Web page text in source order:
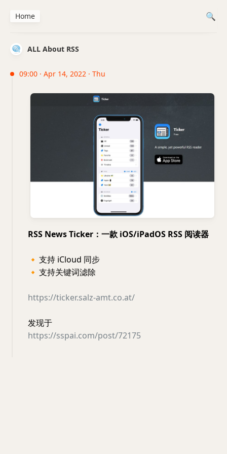
ALL About RSS
09:00 · Apr 14, 2022 · Thu
RSS News Ticker：一款 iOS/iPadOS RSS 阅读器
🔸 支持 iCloud 同步
🔸 支持关键词滤除
https://ticker.salz-amt.co.at/
发现于
https://sspai.com/post/72175
Home